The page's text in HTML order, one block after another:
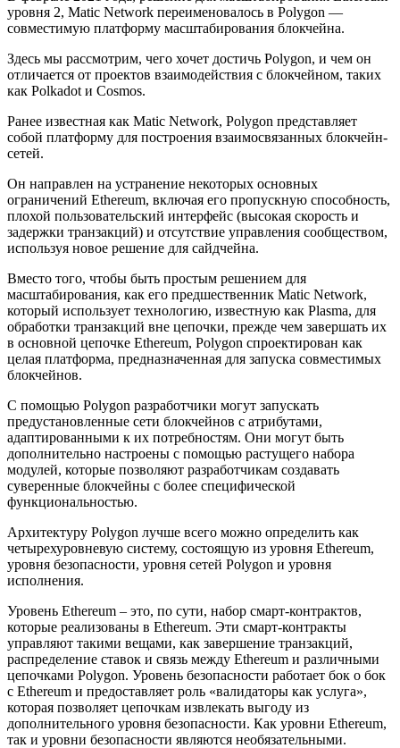
уровня 2, Matic Network переименовалось в Polygon —
совместимую платформу масштабирования блокчейна.
Здесь мы рассмотрим, чего хочет достичь Polygon, и чем он
отличается от проектов взаимодействия с блокчейном, таких
как Polkadot и Cosmos.
Ранее известная как Matic Network, Polygon представляет
собой платформу для построения взаимосвязанных блокчейн-
сетей.
Он направлен на устранение некоторых основных
ограничений Ethereum, включая его пропускную способность,
плохой пользовательский интерфейс (высокая скорость и
задержки транзакций) и отсутствие управления сообществом,
используя новое решение для сайдчейна.
Вместо того, чтобы быть простым решением для
масштабирования, как его предшественник Matic Network,
который использует технологию, известную как Plasma, для
обработки транзакций вне цепочки, прежде чем завершать их
в основной цепочке Ethereum, Polygon спроектирован как
целая платформа, предназначенная для запуска совместимых
блокчейнов.
С помощью Polygon разработчики могут запускать
предустановленные сети блокчейнов с атрибутами,
адаптированными к их потребностям. Они могут быть
дополнительно настроены с помощью растущего набора
модулей, которые позволяют разработчикам создавать
суверенные блокчейны с более специфической
функциональностью.
Архитектуру Polygon лучше всего можно определить как
четырехуровневую систему, состоящую из уровня Ethereum,
уровня безопасности, уровня сетей Polygon и уровня
исполнения.
Уровень Ethereum – это, по сути, набор смарт-контрактов,
которые реализованы в Ethereum. Эти смарт-контракты
управляют такими вещами, как завершение транзакций,
распределение ставок и связь между Ethereum и различными
цепочками Polygon. Уровень безопасности работает бок о бок
с Ethereum и предоставляет роль «валидаторы как услуга»,
которая позволяет цепочкам извлекать выгоду из
дополнительного уровня безопасности. Как уровни Ethereum,
так и уровни безопасности являются необязательными.